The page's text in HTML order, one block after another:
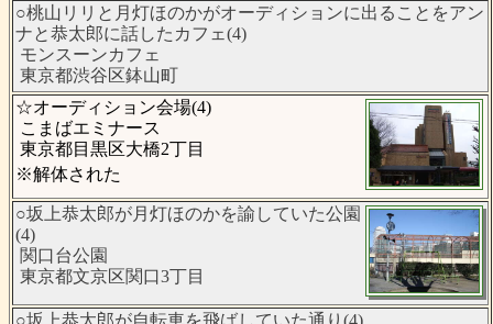
○桃山リリと月灯ほのかがオーディションに出ることをアン
ナと恭太郎に話したカフェ(4)
モンスーンカフェ
東京都渋谷区鉢山町
☆オーディション会場(4)
こまばエミナース
東京都目黒区大橋2丁目
※解体された
○坂上恭太郎が月灯ほのかを諭していた公園
(4)
関口台公園
東京都文京区関口3丁目